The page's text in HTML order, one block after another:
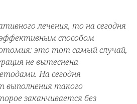
лечения, то на сегодня
способом
это тот самый случай,
не вытеснена
На сегодня
выполнения такого
заканчивается без